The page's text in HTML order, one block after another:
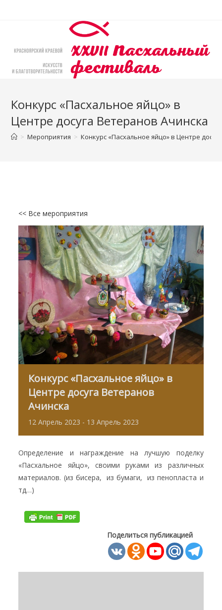
Конкурс «Пасхальное яйцо» в
Центре досуга Ветеранов Ачинска
> Мероприятия > Конкурс «Пасхальное яйцо» в Центре
<< Все мероприятия
Конкурс «Пасхальное яйцо» в
Центре досуга Ветеранов
Ачинска
12 Апрель 2023 - 13 Апрель 2023
Определение и награждение на лучшую поделку
«Пасхальное яйцо», своими руками из различных
материалов. (из бисера, из бумаги, из пенопласта и
тд…)
Поделиться публикацией